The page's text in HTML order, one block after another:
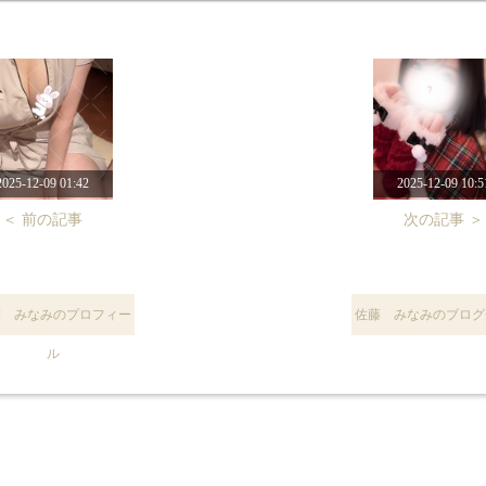
12-09 01:42
＜ 前の記事
2025-12-09
次の記事 ＞
みなみのプロフィー
ル
佐藤 みなみのブログ